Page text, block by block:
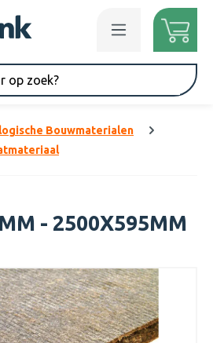
Bouwmaterialen
- 2500X595MM